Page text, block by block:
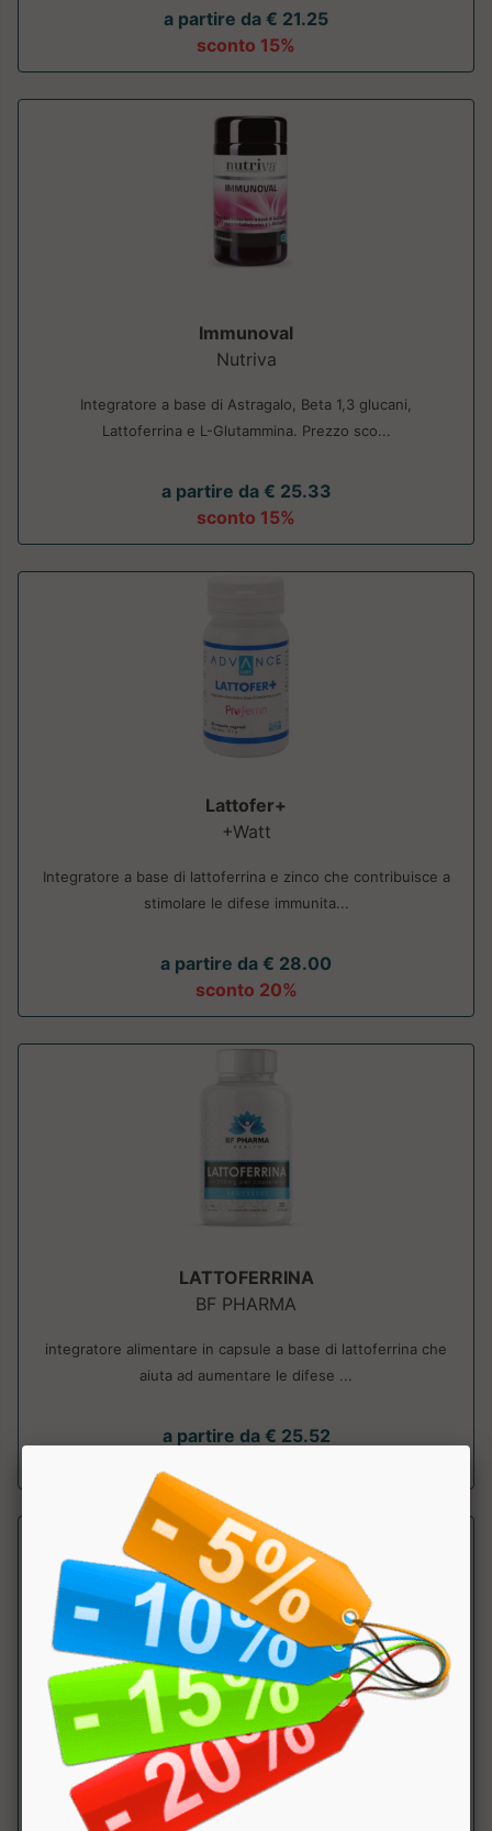
a partire da € 21.25
sconto 15%
Immunoval
Nutriva
Integratore a base di Astragalo, Beta 1,3 glucani,
Lattoferrina e L-Glutammina. Prezzo sco...
a partire da € 25.33
sconto 15%
Lattofer+
+Watt
Integratore a base di lattoferrina e zinco che contribuisce a
stimolare le difese immunita...
a partire da € 28.00
sconto 20%
LATTOFERRINA
BF PHARMA
integratore alimentare in capsule a base di lattoferrina che
aiuta ad aumentare le difese ...
a partire da € 25.52
LATTOFERRINA CAPS IMMUNO
CFQ Life srl
Integratore alimentare di lattoferrina dalle propriet&agrave;